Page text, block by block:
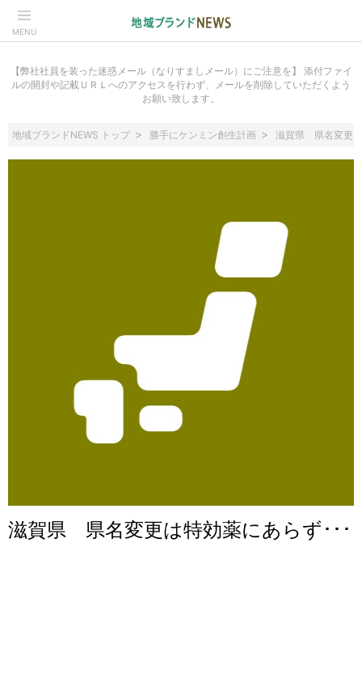
MENU
【弊社社員を装った迷惑メール（なりすましメール）にご注意を】 添付ファイ
ルの開封や記載ＵＲＬへのアクセスを行わず、メールを削除していただくよう
お願い致します。
地域ブランドNEWS トップ 勝手にケンミン創生計画 滋賀県 県名変更
滋賀県 県名変更は特効薬にあらず･･･